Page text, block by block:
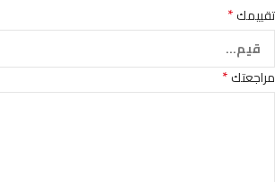
تقييمك*
مراجعتك*